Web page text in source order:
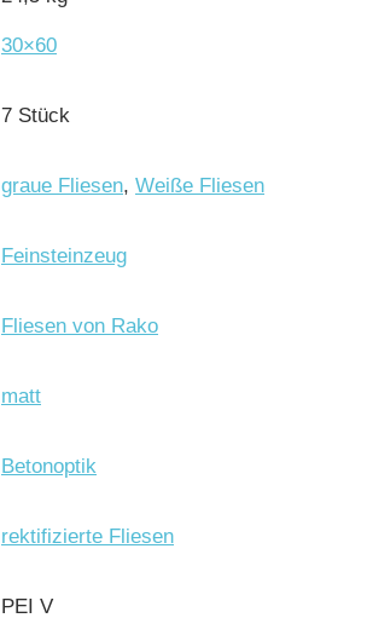
30×60
7 Stück
graue Fliesen, Weiße Fliesen
Feinsteinzeug
Fliesen von Rako
matt
Betonoptik
rektifizierte Fliesen
PEI V